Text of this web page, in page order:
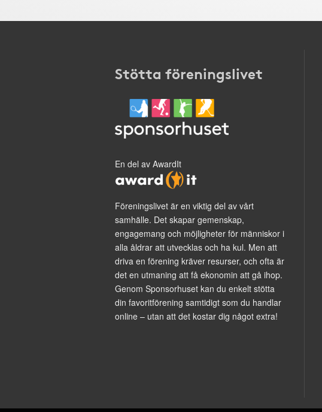
Stötta föreningslivet
En del av AwardIt
Föreningslivet är en viktig del av vårt
samhälle. Det skapar gemenskap,
engagemang och möjligheter för människor i
alla åldrar att utvecklas och ha kul. Men att
driva en förening kräver resurser, och ofta är
det en utmaning att få ekonomin att gå ihop.
Genom Sponsorhuset kan du enkelt stötta
din favoritförening samtidigt som du handlar
online – utan att det kostar dig något extra!